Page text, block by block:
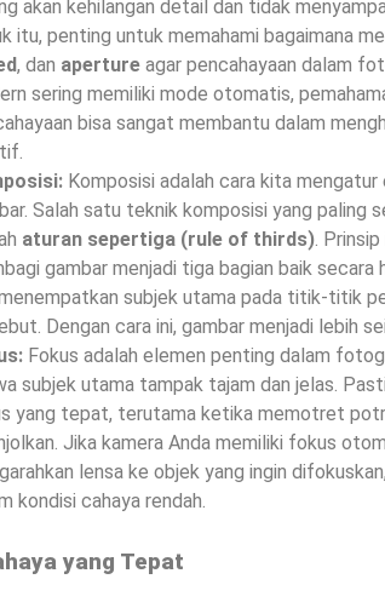
akan kehilangan detail dan tidak
itu, penting untuk memahami bagaimana
, dan aperture agar pencahayaan dalam
sering memiliki mode otomatis,
bisa sangat membantu dalam
Komposisi adalah cara kita
Salah satu teknik komposisi yang paling
aturan sepertiga (rule of thirds).
gambar menjadi tiga bagian baik secara
subjek utama pada titik-titik
Dengan cara ini, gambar menjadi lebih
Fokus adalah elemen penting dalam
subjek utama tampak tajam dan jelas.
yang tepat, terutama ketika memotret
Jika kamera Anda memiliki fokus
lensa ke objek yang ingin
kondisi cahaya rendah.
yang Tepat